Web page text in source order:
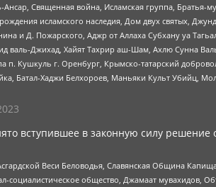
Священная война, Исламская группа, Братья-
исламского наследия, Дом двух святых,
и Д. Пожарского, Аджр от Аллаха Субхану уа
валь-Джихад, Хайят Тахрир аш-Шам, Ахлю Сунна
п. Кушкуль г. Оренбург, Крымско-татарский
Батал-Хаджи Белхороев, Маньяки Культ Убийц,
вступившее в законную силу решение
Веси Беловодья, Славянская Община
социалистическое общество, Джамаат мувахидов,